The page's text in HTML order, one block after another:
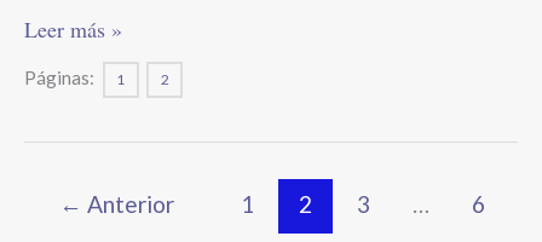
Leer más »
Páginas: 1 2
← Anterior 1 2 3 …
6